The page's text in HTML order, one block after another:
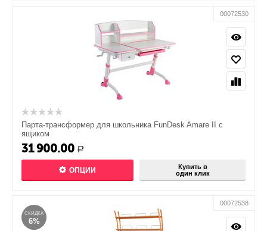
00072530
Парта-трансформер для школьника FunDesk Amare II с
ящиком
31 900.00 Р
ОПЦИИ
Купить в
один клик
СКИДКА
6%
00072538